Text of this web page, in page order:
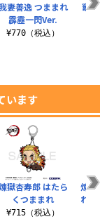
妻善逸 つままれ
霹靂一閃Ver.
¥770（税込）
竈門
います
獄杏寿郎 はたら
くつままれ
¥715（税込）
煉獄
れ さ